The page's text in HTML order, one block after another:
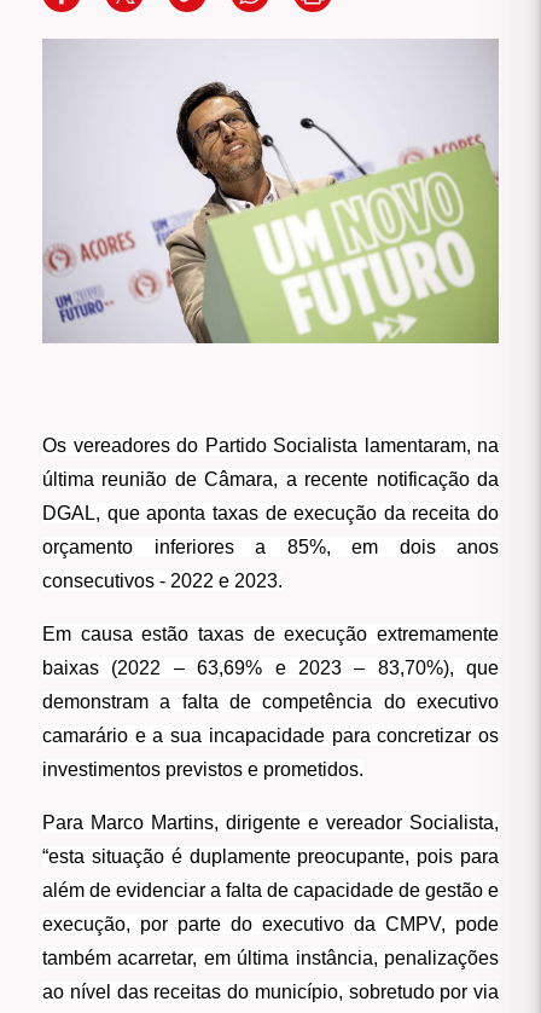
Os vereadores do Partido Socialista lamentaram, na
última reunião de Câmara, a recente notificação da
DGAL, que aponta taxas de execução da receita do
orçamento inferiores a 85%, em dois anos
consecutivos - 2022 e 2023.
Em causa estão taxas de execução extremamente
baixas (2022 – 63,69% e 2023 – 83,70%), que
demonstram a falta de competência do executivo
camarário e a sua incapacidade para concretizar os
investimentos previstos e prometidos.
Para Marco Martins, dirigente e vereador Socialista,
“esta situação é duplamente preocupante, pois para
além de evidenciar a falta de capacidade de gestão e
execução, por parte do executivo da CMPV, pode
também acarretar, em última instância, penalizações
ao nível das receitas do município, sobretudo por via